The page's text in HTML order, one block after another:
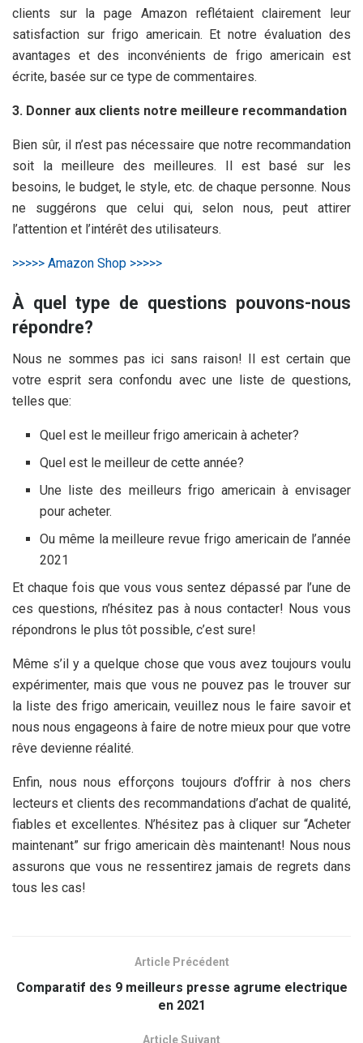
clients sur la page Amazon reflétaient clairement leur
satisfaction sur frigo americain. Et notre évaluation des
avantages et des inconvénients de frigo americain est
écrite, basée sur ce type de commentaires.
3. Donner aux clients notre meilleure recommandation
Bien sûr, il n’est pas nécessaire que notre recommandation
soit la meilleure des meilleures. Il est basé sur les
besoins, le budget, le style, etc. de chaque personne. Nous
ne suggérons que celui qui, selon nous, peut attirer
l’attention et l’intérêt des utilisateurs.
>>>>> Amazon Shop >>>>>
À quel type de questions pouvons-nous
répondre?
Nous ne sommes pas ici sans raison! Il est certain que
votre esprit sera confondu avec une liste de questions,
telles que:
Quel est le meilleur frigo americain à acheter?
Quel est le meilleurde cette année?
Une liste des meilleurs frigo americain à envisager
pour acheter.
Ou même la meilleure revue frigo americain de l’année
2021
Et chaque fois que vous vous sentez dépassé par l’une de
ces questions, n’hésitez pas à nous contacter! Nous vous
répondrons le plus tôt possible, c’est sure!
Même s’il y a quelque chose que vous avez toujours voulu
expérimenter, mais que vous ne pouvez pas le trouver sur
la liste des frigo americain, veuillez nous le faire savoir et
nous nous engageons à faire de notre mieux pour que votre
rêve devienne réalité.
Enfin, nous nous efforçons toujours d’offrir à nos chers
lecteurs et clients des recommandations d’achat de qualité,
fiables et excellentes. N’hésitez pas à cliquer sur “Acheter
maintenant” sur frigo americain dès maintenant! Nous nous
assurons que vous ne ressentirez jamais de regrets dans
tous les cas!
Article Précédent
Comparatif des 9 meilleurs presse agrume electrique
en 2021
Article Suivant